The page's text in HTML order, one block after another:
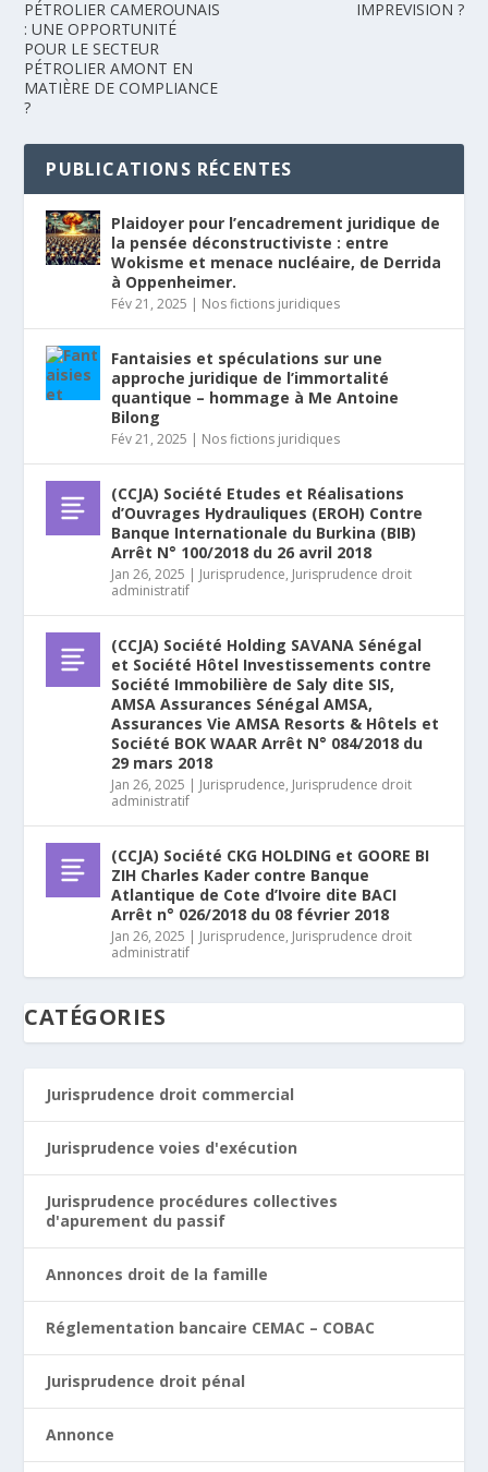
PÉTROLIER CAMEROUNAIS
: UNE OPPORTUNITÉ
POUR LE SECTEUR
PÉTROLIER AMONT EN
MATIÈRE DE COMPLIANCE
?
IMPREVISION ?
PUBLICATIONS RÉCENTES
Plaidoyer pour l’encadrement juridique de
la pensée déconstructiviste : entre
Wokisme et menace nucléaire, de Derrida
à Oppenheimer.
Fév 21, 2025 | Nos fictions juridiques
Fantaisies et spéculations sur une
approche juridique de l’immortalité
quantique – hommage à Me Antoine
Bilong
Fév 21, 2025 | Nos fictions juridiques
(CCJA) Société Etudes et Réalisations
d’Ouvrages Hydrauliques (EROH) Contre
Banque Internationale du Burkina (BIB)
Arrêt N° 100/2018 du 26 avril 2018
Jan 26, 2025 | Jurisprudence, Jurisprudence droit
administratif
(CCJA) Société Holding SAVANA Sénégal
et Société Hôtel Investissements contre
Société Immobilière de Saly dite SIS,
AMSA Assurances Sénégal AMSA,
Assurances Vie AMSA Resorts & Hôtels et
Société BOK WAAR Arrêt N° 084/2018 du
29 mars 2018
Jan 26, 2025 | Jurisprudence, Jurisprudence droit
administratif
(CCJA) Société CKG HOLDING et GOORE BI
ZIH Charles Kader contre Banque
Atlantique de Cote d’Ivoire dite BACI
Arrêt n° 026/2018 du 08 février 2018
Jan 26, 2025 | Jurisprudence, Jurisprudence droit
administratif
CATÉGORIES
Jurisprudence droit commercial
Jurisprudence voies d'exécution
Jurisprudence procédures collectives
d'apurement du passif
Annonces droit de la famille
Réglementation bancaire CEMAC – COBAC
Jurisprudence droit pénal
Annonce